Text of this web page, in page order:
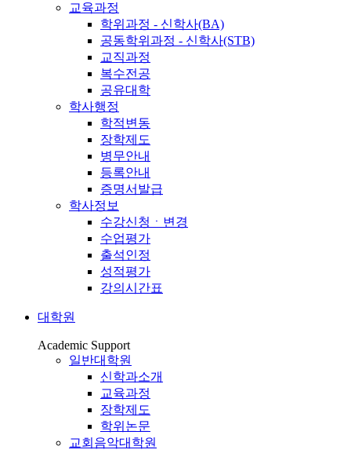
교육과정
학위과정 - 신학사(BA)
공동학위과정 - 신학사(STB)
교직과정
복수전공
공유대학
학사행정
학적변동
장학제도
병무안내
등록안내
증명서발급
학사정보
수강신청ㆍ변경
수업평가
출석인정
성적평가
강의시간표
대학원
Academic Support
일반대학원
신학과소개
교육과정
장학제도
학위논문
교회음악대학원